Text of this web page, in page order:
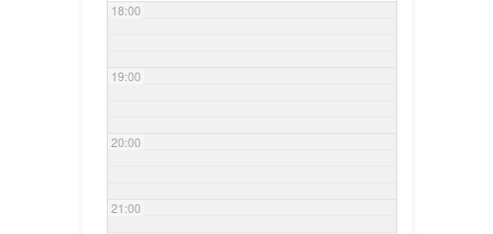
18:00
19:00
20:00
21:00